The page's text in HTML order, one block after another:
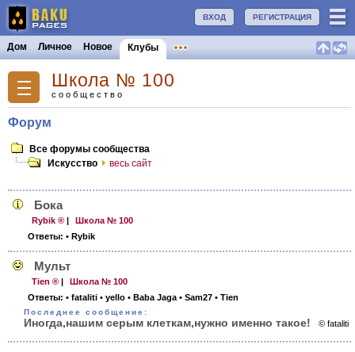
РЕГИСТРАЦИЯ
ВХОД
Дом Личное Новое Клубы
Школа № 100
сообщество
Форум
Все форумы сообщества
Искусство
весь сайт
Бока
Rybik ® |
Школа № 100
Ответы: • Rybik
Мульт
Tien ® |
Школа № 100
Ответы: • fataliti • yello • Baba Jaga • Sam27 • Tien
Последнее сообщение:
Иногда,нашим серым клеткам,нужно именно такое! © fataliti